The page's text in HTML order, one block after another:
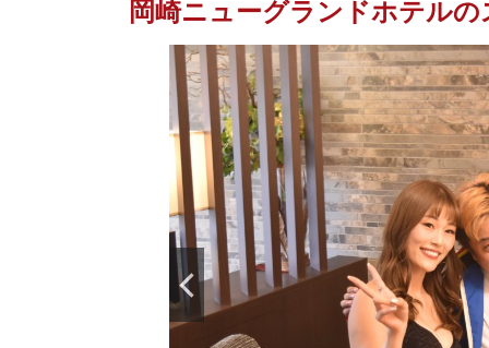
岡崎ニューグランドホテル